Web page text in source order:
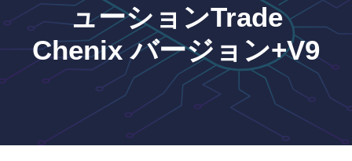
ューションTrade
Chenix バージョン+V9